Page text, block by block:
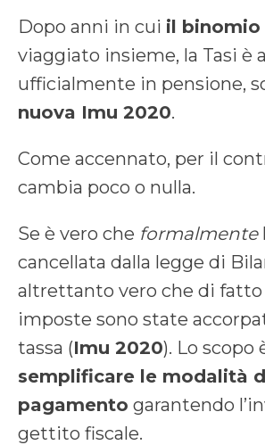
Dopo anni in cui il binomio
viaggiato insieme, la Tasi è
ufficialmente in pensione,
nuova Imu 2020.
Come accennato, per il
cambia poco o nulla.
Se è vero che formalmente
cancellata dalla legge di
altrettanto vero che di fatto
imposte sono state
tassa (Imu 2020). Lo scopo
semplificare le modalità
pagamento garantendo
gettito fiscale.